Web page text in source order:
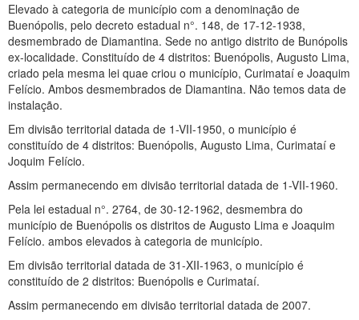
Elevado à categoria de município com a denominação de
Buenópolis, pelo decreto estadual n°. 148, de 17-12-1938,
desmembrado de Diamantina. Sede no antigo distrito de Bunópolis
ex-localidade. Constituído de 4 distritos: Buenópolis, Augusto Lima,
criado pela mesma lei quae criou o município, Curimataí e Joaquim
Felício. Ambos desmembrados de Diamantina. Não temos data de
instalação.
Em divisão territorial datada de 1-VII-1950, o município é
constituído de 4 distritos: Buenópolis, Augusto Lima, Curimataí e
Joquim Felício.
Assim permanecendo em divisão territorial datada de 1-VII-1960.
Pela lei estadual n°. 2764, de 30-12-1962, desmembra do
município de Buenópolis os distritos de Augusto Lima e Joaquim
Felício. ambos elevados à categoria de município.
Em divisão territorial datada de 31-XII-1963, o município é
constituído de 2 distritos: Buenópolis e Curimataí.
Assim permanecendo em divisão territorial datada de 2007.